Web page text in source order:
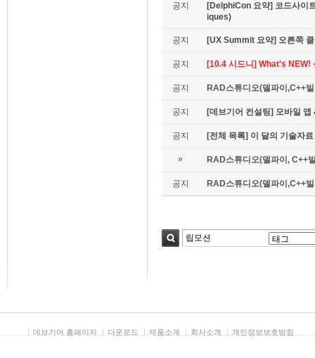
공지
[DelphiCon 요약] 코드사이
iques)
공지 [UX Summit 요약] 오른쪽
공지 [10.4 시드니] What's NEW!
공지 RAD스튜디오(델파이,C++
공지 [데브기어 컨설팅] 모바일
공지 [전체 목록] 이 달의 기술자
» RAD스튜디오(델파이, C++
공지 RAD스튜디오(델파이,C++
데브기어 홈페이지 다운로드 제품소개 회사소개 개인정보보호방침